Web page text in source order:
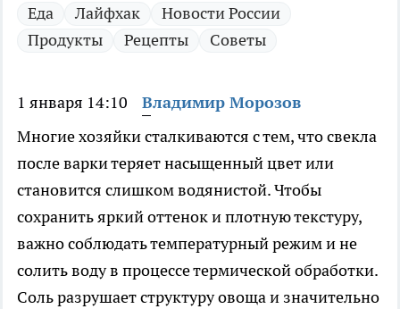
Еда Лайфхак
Новости России
Продукты
Рецепты Советы
1 января 14:10
Владимир Морозов
Многие хозяйки сталкиваются с тем, что свекла
после варки теряет насыщенный цвет или
становится слишком водянистой. Чтобы
сохранить яркий оттенок и плотную текстуру,
важно соблюдать температурный режим и не
солить воду в процессе термической обработки.
Соль разрушает структуру овоща и значительно